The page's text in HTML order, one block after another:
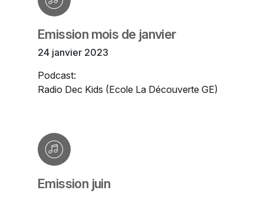
Emission mois de janvier
24 janvier 2023
Podcast:
Radio Dec Kids (Ecole La Découverte GE)
Emission juin